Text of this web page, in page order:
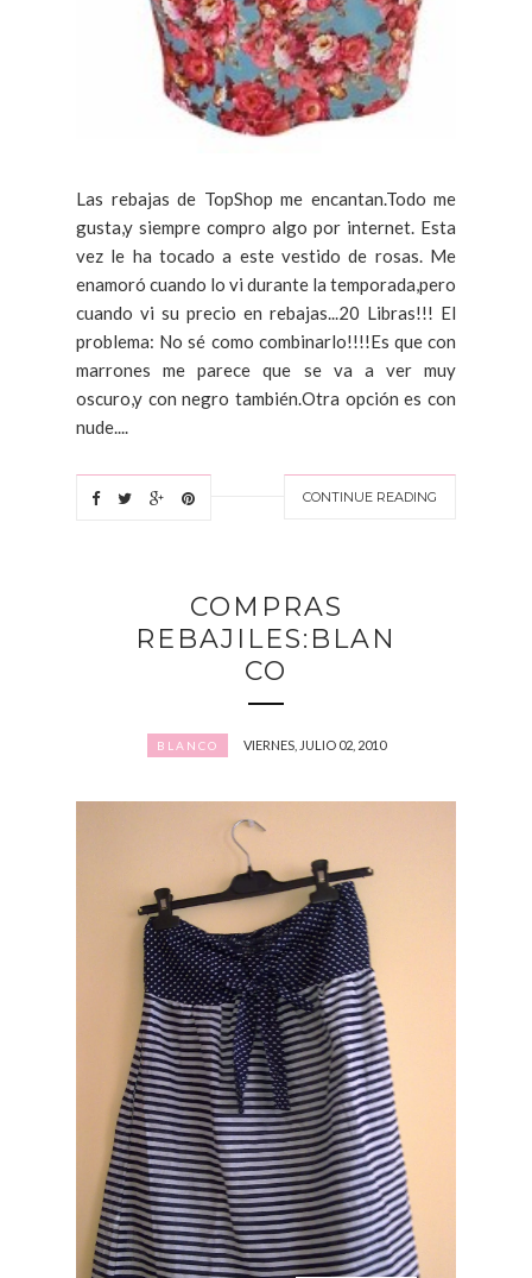
Las rebajas de TopShop me encantan.Todo me
gusta,y siempre compro algo por internet. Esta
vez le ha tocado a este vestido de rosas. Me
enamoró cuando lo vi durante la temporada,pero
cuando vi su precio en rebajas...20 Libras!!! El
problema: No sé como combinarlo!!!!Es que con
marrones me parece que se va a ver muy
oscuro,y con negro también.Otra opción es con
nude....
CONTINUE READING
COMPRAS
REBAJILES:BLAN
CO
BLANCO VIERNES, JULIO 02, 2010